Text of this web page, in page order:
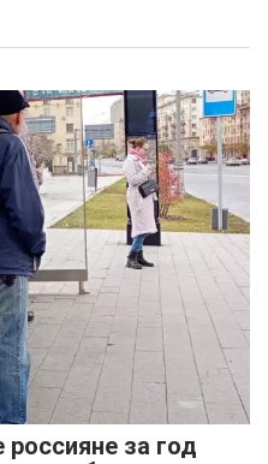
за год